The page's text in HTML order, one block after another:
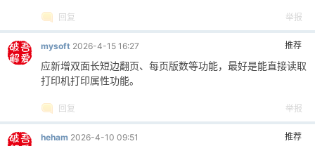
回复 举报
推荐
mysoft 2026-4-15 16:27
应新增双面长短边翻页、每页版数等功能，最好是能直接读取
打印机打印属性功能。
回复 举报
推荐
heham 2026-4-10 09:51